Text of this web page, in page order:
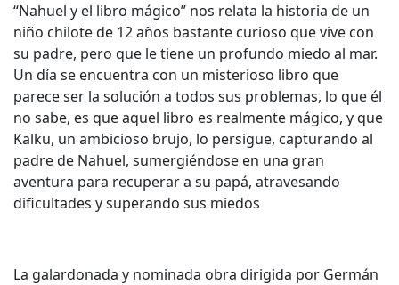
“Nahuel y el libro mágico” nos relata la historia de un
niño chilote de 12 años bastante curioso que vive con
su padre, pero que le tiene un profundo miedo al mar.
Un día se encuentra con un misterioso libro que
parece ser la solución a todos sus problemas, lo que él
no sabe, es que aquel libro es realmente mágico, y que
Kalku, un ambicioso brujo, lo persigue, capturando al
padre de Nahuel, sumergiéndose en una gran
aventura para recuperar a su papá, atravesando
dificultades y superando sus miedos
La galardonada y nominada obra dirigida por Germán